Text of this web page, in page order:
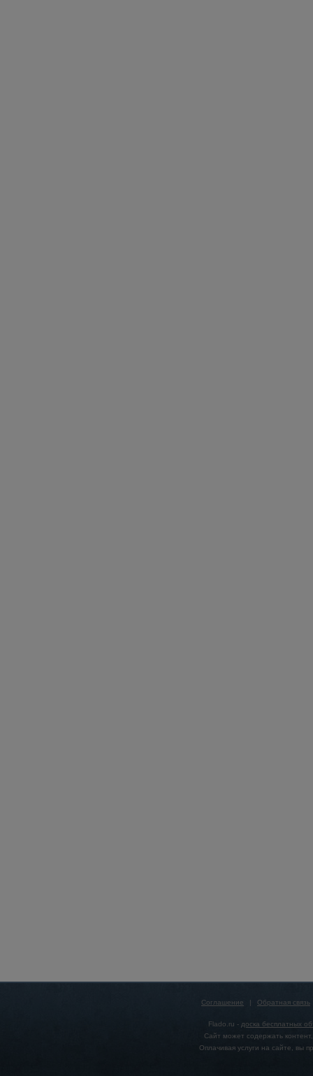
Соглашение | Обратная связь
Flado.ru - доска бесплатных
Сайт может содержать
Оплачивая услуги на сайте, вы